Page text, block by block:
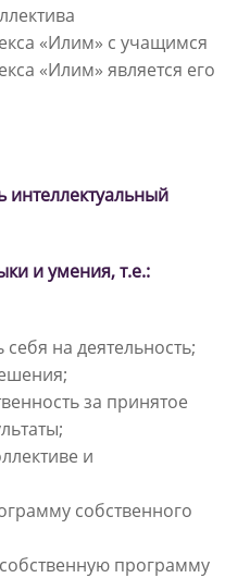
«Илим» с учащимся
«Илим» является его
интеллектуальный
и умения, т.е.:
на деятельность;
за принятое
и
собственного
программу